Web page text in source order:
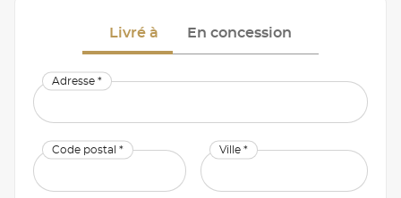
Livré à En concession
Adresse *
Code postal * Ville *